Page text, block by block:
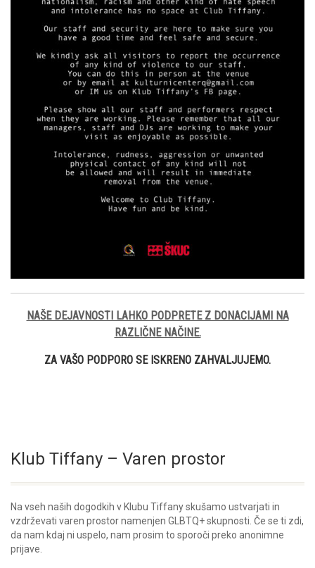
NAŠE DEJAVNOSTI LAHKO PODPRETE Z DONACIJAMI NA
RAZLIČNE NAČINE.
ZA VAŠO PODPORO SE ISKRENO ZAHVALJUJEMO.
Klub Tiffany – Varen prostor
Na vseh naših dogodkih v Klubu Tiffany skušamo ustvarjati in
vzdrževati varen prostor namenjen GLBTQ+ skupnosti. Če se ti zdi,
da nam kdaj ni uspelo, nam prosim to sporoči preko anonimne
prijave.